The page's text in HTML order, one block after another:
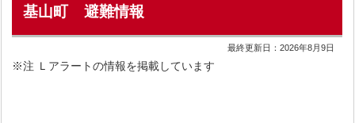
基山町 避難情報
最終更新日：2026年8月9日
※注 Ｌアラートの情報を掲載しています